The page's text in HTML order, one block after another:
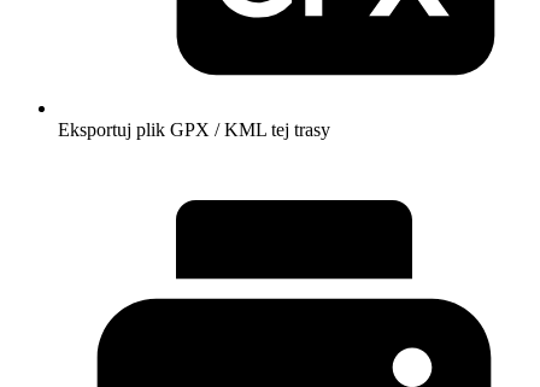
Eksportuj plik GPX / KML tej trasy